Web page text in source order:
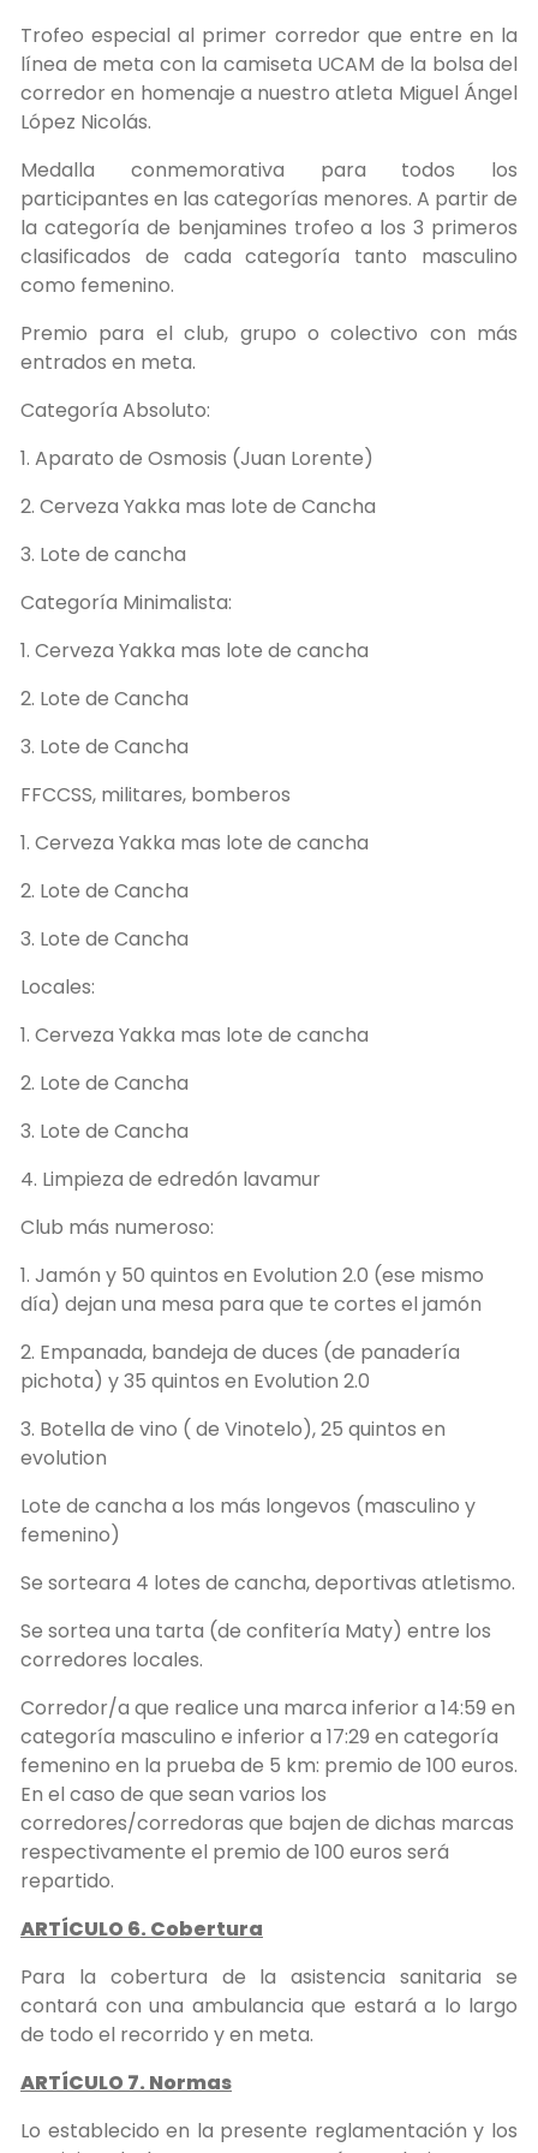
Trofeo especial al primer corredor que entre en la
línea de meta con la camiseta UCAM de la bolsa del
corredor en homenaje a nuestro atleta Miguel Ángel
López Nicolás.
Medalla conmemorativa para todos los
participantes en las categorías menores. A partir de
la categoría de benjamines trofeo a los 3 primeros
clasificados de cada categoría tanto masculino
como femenino.
Premio para el club, grupo o colectivo con más
entrados en meta.
Categoría Absoluto:
1. Aparato de Osmosis (Juan Lorente)
2. Cerveza Yakka mas lote de Cancha
3. Lote de cancha
Categoría Minimalista:
1. Cerveza Yakka mas lote de cancha
2. Lote de Cancha
3. Lote de Cancha
FFCCSS, militares, bomberos
1. Cerveza Yakka mas lote de cancha
2. Lote de Cancha
3. Lote de Cancha
Locales:
1. Cerveza Yakka mas lote de cancha
2. Lote de Cancha
3. Lote de Cancha
4. Limpieza de edredón lavamur
Club más numeroso:
1. Jamón y 50 quintos en Evolution 2.0 (ese mismo
día) dejan una mesa para que te cortes el jamón
2. Empanada, bandeja de duces (de panadería
pichota) y 35 quintos en Evolution 2.0
3. Botella de vino ( de Vinotelo), 25 quintos en
evolution
Lote de cancha a los más longevos (masculino y
femenino)
Se sorteara 4 lotes de cancha, deportivas atletismo.
Se sortea una tarta (de confitería Maty) entre los
corredores locales.
Corredor/a que realice una marca inferior a 14:59 en
categoría masculino e inferior a 17:29 en categoría
femenino en la prueba de 5 km: premio de 100 euros.
En el caso de que sean varios los
corredores/corredoras que bajen de dichas marcas
respectivamente el premio de 100 euros será
repartido.
ARTÍCULO 6. Cobertura
Para la cobertura de la asistencia sanitaria se
contará con una ambulancia que estará a lo largo
de todo el recorrido y en meta.
ARTÍCULO 7. Normas
Lo establecido en la presente reglamentación y los